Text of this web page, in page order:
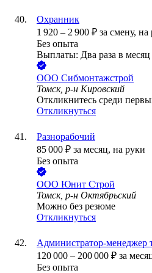
Охранник
1 920 – 2 900 ₽ за смену, на
Без опыта
Выплаты: Два раза в месяц
ООО Сибмонтажстрой
Томск, р-н Кировский
Откликнитесь среди
Откликнуться
Разнорабочий
85 000 ₽ за месяц, на руки
Без опыта
ООО Юнит Строй
Томск, р-н Октябрьский
Можно без резюме
Откликнуться
Администратор-менеджер
120 000 – 200 000 ₽ за
Без опыта